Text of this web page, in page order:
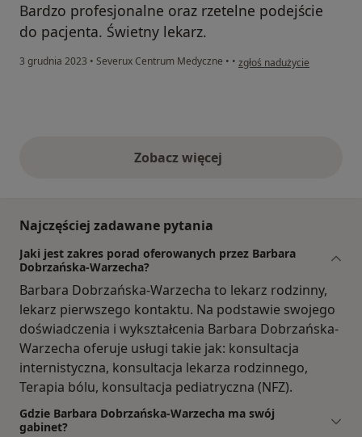
Bardzo profesjonalne oraz rzetelne podejście
do pacjenta. Świetny lekarz.
3 grudnia 2023 • Severux Centrum Medyczne • • w opinii użytkownika Lukas
zgłoś nadużycie
Zobacz więcejopinie powyżej
Najczęściej zadawane pytania
Jaki jest zakres porad oferowanych przez Barbara
Dobrzańska-Warzecha?
Barbara Dobrzańska-Warzecha to lekarz rodzinny,
lekarz pierwszego kontaktu. Na podstawie swojego
doświadczenia i wykształcenia Barbara Dobrzańska-
Warzecha oferuje usługi takie jak: konsultacja
internistyczna, konsultacja lekarza rodzinnego,
Terapia bólu, konsultacja pediatryczna (NFZ).
Gdzie Barbara Dobrzańska-Warzecha ma swój
gabinet?